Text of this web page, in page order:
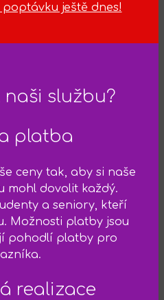
poptávku ještě dnes!
naši službu?
platba
ceny tak, aby si naše
mohl dovolit každý.
a seniory, kteří
Možnosti platby jsou
pohodlí platby pro
realizace